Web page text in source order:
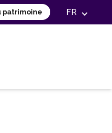
patrimoine FR